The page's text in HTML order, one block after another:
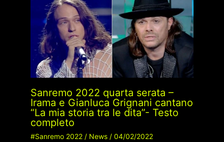
Sanremo 2022 quarta serata –
Irama e Gianluca Grignani cantano
“La mia storia tra le dita”- Testo
completo
#Sanremo 2022/ News/ 04/02/2022